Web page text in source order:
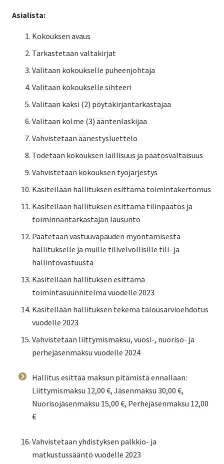
Asialista:
Kokouksen avaus
Tarkastetaan valtakirjat
Valitaan kokoukselle puheenjohtaja
Valitaan kokoukselle sihteeri
Valitaan kaksi (2) pöytäkirjantarkastajaa
Valitaan kolme (3) ääntenlaskijaa
Vahvistetaan äänestysluettelo
Todetaan kokouksen laillisuus ja päätösvaltaisuus
Vahvistetaan kokouksen työjärjestys
Käsitellään hallituksen esittämä toimintakertomus
Käsitellään hallituksen esittämä tilinpäätös ja
toiminnantarkastajan lausunto
Päätetään vastuuvapauden myöntämisestä
hallitukselle ja muille tilivelvollisille tili- ja
hallintovastuusta
Käsitellään hallituksen esittämä
toimintasuunnitelma vuodelle 2023
Käsitellään hallituksen tekemä talousarvioehdotus
vuodelle 2023
Vahvistetaan liittymismaksu, vuosi-, nuoriso- ja
perhejäsenmaksu vuodelle 2024
Hallitus esittää maksun pitämistä ennallaan:
Liittymismaksu 12,00 €, Jäsenmaksu 30,00 €,
Nuorisojäsenmaksu 15,00 €, Perhejäsenmaksu 12,00
€
Vahvistetaan yhdistyksen palkkio- ja
matkustussääntö vuodelle 2023